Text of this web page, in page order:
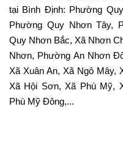
tại Bình Định: Phường
Phường Quy Nhơn Tây,
Quy Nhơn Bắc, Xã Nhơn
Nhơn, Phường An Nhơn
Xã Xuân An, Xã Ngô Mây,
Xã Hội Sơn, Xã Phù Mỹ,
Phù Mỹ Đông,...